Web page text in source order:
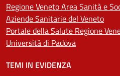
Regione Veneto Area Sanità e
Aziende Sanitarie del Veneto
Portale della Salute Regione
Università di Padova
TEMI IN EVIDENZA